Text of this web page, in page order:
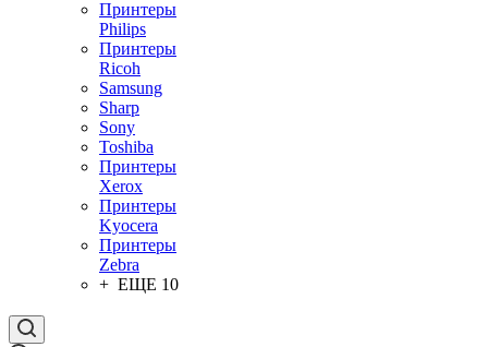
Принтеры
Philips
Принтеры
Ricoh
Samsung
Sharp
Sony
Toshiba
Принтеры
Xerox
Принтеры
Kyocera
Принтеры
Zebra
+ ЕЩЕ 10